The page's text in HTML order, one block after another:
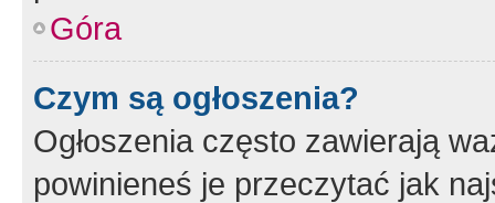
Góra
Czym są ogłoszenia?
Ogłoszenia często zawierają
powinieneś je przeczytać jak